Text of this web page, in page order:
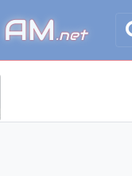
AM.net